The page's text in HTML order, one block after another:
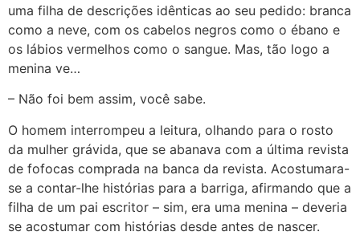
uma filha de descrições idênticas ao seu pedido: branca
como a neve, com os cabelos negros como o ébano e
os lábios vermelhos como o sangue. Mas, tão logo a
menina ve…
– Não foi bem assim, você sabe.
O homem interrompeu a leitura, olhando para o rosto
da mulher grávida, que se abanava com a última revista
de fofocas comprada na banca da revista. Acostumara-
se a contar-lhe histórias para a barriga, afirmando que a
filha de um pai escritor – sim, era uma menina – deveria
se acostumar com histórias desde antes de nascer.